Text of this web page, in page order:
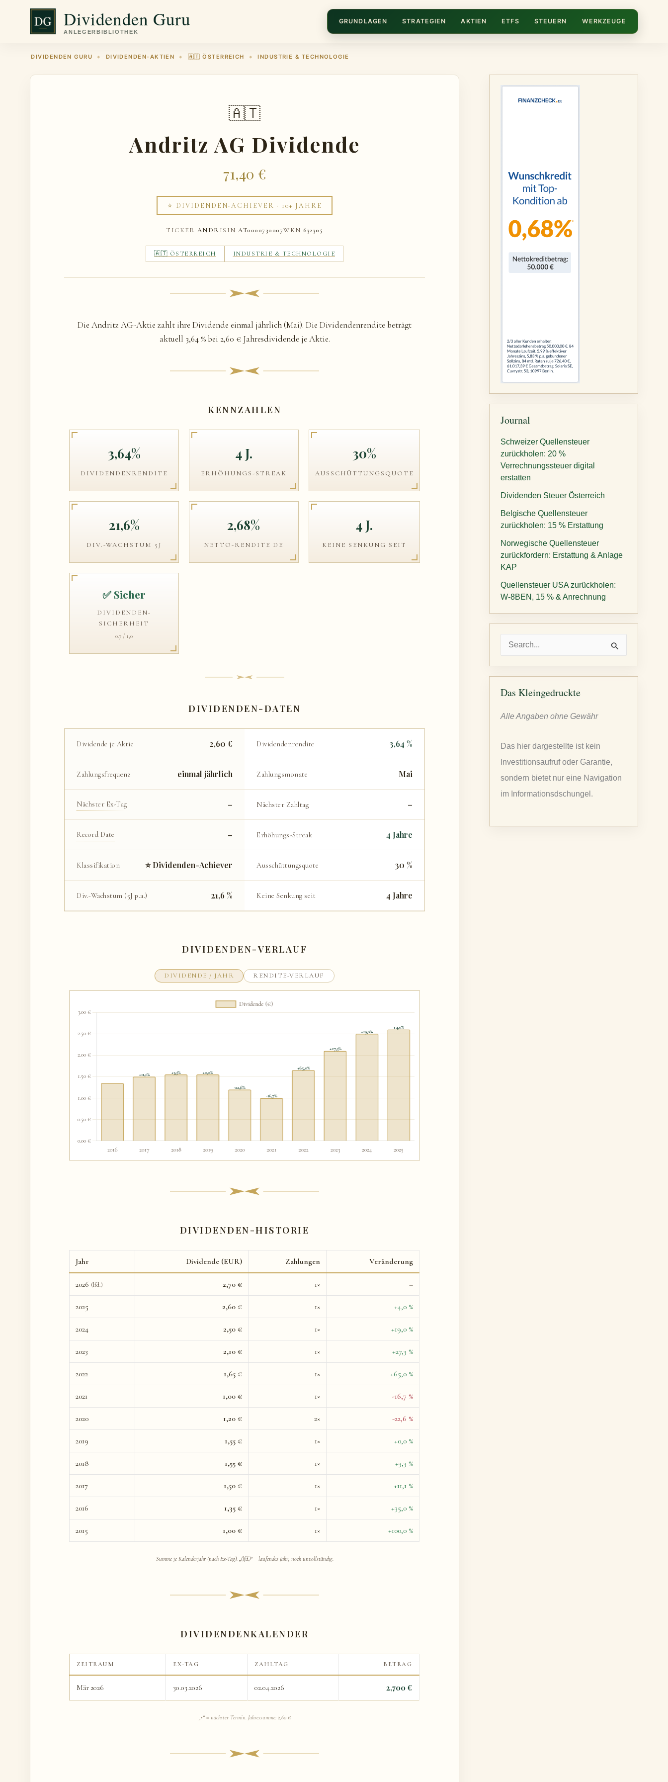
springen
Dividenden Guru GRUNDLAGEN STRATEGIEN AKTIEN ETFS STEUERN WERKZEUGE
DIVIDENDEN GURU ◆ DIVIDENDEN-AKTIEN ◆ 🇦🇹 ÖSTERREICH ◆ INDUSTRIE & TECHNOLOGIE
🇦🇹
Andritz AG Dividende
71,40 €
⭐ DIVIDENDEN-ACHIEVER · 10+ JAHRE
TICKER ANDRISIN AT0000730007WKN 632305
🇦🇹 ÖSTERREICH INDUSTRIE & TECHNOLOGIE
Die Andritz AG-Aktie zahlt ihre Dividende einmal jährlich (Mai). Die Dividendenrendite beträgt
aktuell 3,64 % bei 2,60 € Jahresdividende je Aktie.
KENNZAHLEN
3,64%
DIVIDENDENRENDITE
4 J.
ERHÖHUNGS-STREAK
30%
AUSSCHÜTTUNGSQUOTE
21,6%
DIV.-WACHSTUM 5J
2,68%
NETTO-RENDITE DE
4 J.
KEINE SENKUNG SEIT
✅ Sicher
DIVIDENDEN-
SICHERHEIT
0.7 / 1,0
DIVIDENDEN-DATEN
Dividende je Aktie 2,60 € Dividendenrendite 3,64 %
Zahlungsfrequenz einmal jährlich Zahlungsmonate Mai
Nächster Ex-Tag – Nächster Zahltag –
Record Date – Erhöhungs-Streak 4 Jahre
Klassifikation ⭐ Dividenden-Achiever Ausschüttungsquote 30 %
Div.-Wachstum (5J p.a.) 21,6 % Keine Senkung seit 4 Jahre
DIVIDENDEN-VERLAUF
DIVIDENDE / JAHR RENDITE-VERLAUF
DIVIDENDEN-HISTORIE
Jahr Dividende (EUR) Zahlungen Veränderung
2026 (lfd.) 2,70 € 1× –
2025 2,60 € 1× +4,0 %
2024 2,50 € 1× +19,0 %
2023 2,10 € 1× +27,3 %
2022 1,65 € 1× +65,0 %
2021 1,00 € 1× -16,7 %
2020 1,20 € 2× -22,6 %
2019 1,55 € 1× +0,0 %
2018 1,55 € 1× +3,3 %
2017 1,50 € 1× +11,1 %
2016 1,35 € 1× +35,0 %
2015 1,00 € 1× +100,0 %
Summe je Kalenderjahr (nach Ex-Tag). „(lfd.)" = laufendes Jahr, noch unvollständig.
DIVIDENDENKALENDER
ZEITRAUM EX-TAG ZAHLTAG BETRAG
Mär 2026 30.03.2026 02.04.2026 2,700 €
„•“ = nächster Termin. Jahressumme: 2,60 €
Journal
Schweizer Quellensteuer
zurückholen: 20 %
Verrechnungssteuer digital
erstatten
Dividenden Steuer Österreich
Belgische Quellensteuer
zurückholen: 15 % Erstattung
Norwegische Quellensteuer
zurückfordern: Erstattung & Anlage
KAP
Quellensteuer USA zurückholen:
W-8BEN, 15 % & Anrechnung
h
n
Das Kleingedruckte
Alle Angaben ohne Gewähr
Das hier dargestellte ist kein
Investitionsaufruf oder Garantie,
sondern bietet nur eine Navigation
im Informationsdschungel.